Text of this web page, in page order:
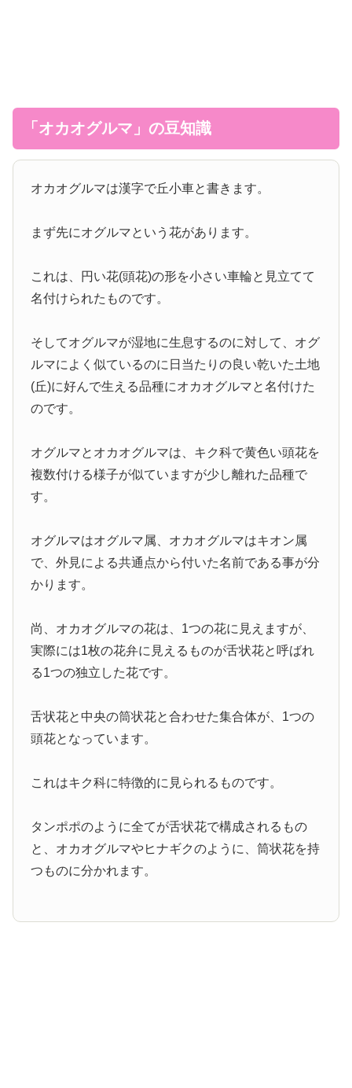
「オカオグルマ」の豆知識
オカオグルマは漢字で丘小車と書きます。
まず先にオグルマという花があります。
これは、円い花(頭花)の形を小さい車輪と見立てて
名付けられたものです。
そしてオグルマが湿地に生息するのに対して、オグ
ルマによく似ているのに日当たりの良い乾いた土地
(丘)に好んで生える品種にオカオグルマと名付けた
のです。
オグルマとオカオグルマは、キク科で黄色い頭花を
複数付ける様子が似ていますが少し離れた品種で
す。
オグルマはオグルマ属、オカオグルマはキオン属
で、外見による共通点から付いた名前である事が分
かります。
尚、オカオグルマの花は、1つの花に見えますが、
実際には1枚の花弁に見えるものが舌状花と呼ばれ
る1つの独立した花です。
舌状花と中央の筒状花と合わせた集合体が、1つの
頭花となっています。
これはキク科に特徴的に見られるものです。
タンポポのように全てが舌状花で構成されるもの
と、オカオグルマやヒナギクのように、筒状花を持
つものに分かれます。